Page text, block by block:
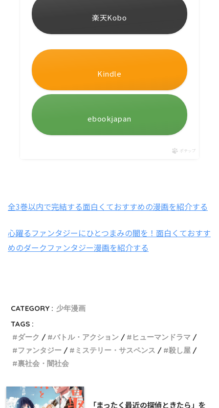
Kindle
楽天Kobo
ebookjapan
ポチップ
全3巻以内で完結する面白くておすすめの漫画を紹介する
心躍るファンタジーにひとつまみの闇を！面白くておすす
めのダークファンタジー漫画を紹介する
CATEGORY : 少年漫画
TAGS :
ダーク
バトル・アクション
ヒューマンドラマ
ファンタジー
ミステリー・サスペンス
殺し屋
裏社会・闇社会
「まったく最近の探偵ときたら」を